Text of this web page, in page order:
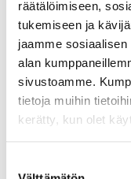
räätälöimiseen,
tukemiseen ja
jaamme
alan
sivustoamme.
tietoja muihin
kerätty, kun olet
mm. Päädyt
(katkaistavissa).
Kirjaudu